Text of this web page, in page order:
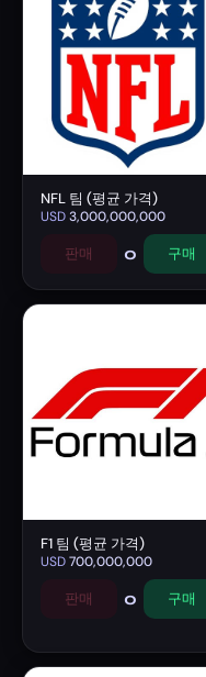
NFL 팀 (평균 가격)
USD3,000,000,000
판매 0 구매
F1 팀 (평균 가격)
USD700,000,000
판매 0 구매